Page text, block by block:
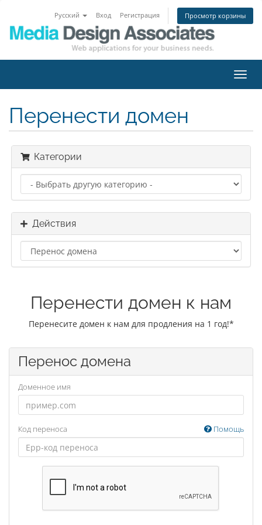
Русский Вход Регистрация Просмотр корзины
Перенести домен
Категории
Действия
Перенести домен к нам
Перенесите домен к нам для продления на 1 год!*
Перенос домена
Доменное имя
Код переноса Помощь